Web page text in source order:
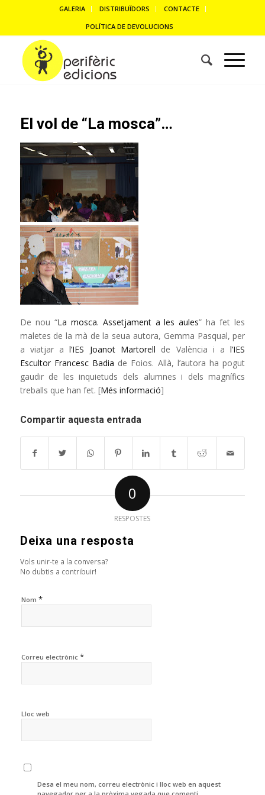
GALERIA DISTRIBUÏDORS
CONTACTE
POLÍTICA DE DEVOLUCIONS
El vol de “La mosca”…
De nou “La mosca. Assetjament a les aules” ha fet les
maletes de la mà de la seua autora, Gemma Pasqual, per
a viatjar al’IES Joanot Martorell de València i al’IES
Escultor Francesc Badia de Foios. Allà, l’autora ha pogut
gaudir de les inquietuds dels alumnes i dels magnífics
treballs que han fet. [Més informació]
Compartir aquesta entrada
0
RESPOSTES
Deixa una resposta
Vols unir-te a la conversa?
No dubtis a contribuir!
Nom *
Correu electrònic *
Lloc web
Desa el meu nom, correu electrònic i lloc web en aquest